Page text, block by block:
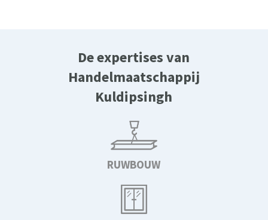
De expertises van
Handelmaatschappij
Kuldipsingh
RUWBOUW